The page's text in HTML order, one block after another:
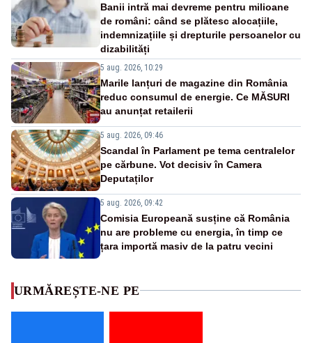
Banii intră mai devreme pentru milioane
de români: când se plătesc alocațiile,
indemnizațiile și drepturile persoanelor cu
dizabilități
5 aug. 2026, 10:29
Marile lanțuri de magazine din România
reduc consumul de energie. Ce MĂSURI
au anunțat retailerii
5 aug. 2026, 09:46
Scandal în Parlament pe tema centralelor
pe cărbune. Vot decisiv în Camera
Deputaților
5 aug. 2026, 09:42
Comisia Europeană susține că România
nu are probleme cu energia, în timp ce
țara importă masiv de la patru vecini
URMĂREȘTE-NE PE